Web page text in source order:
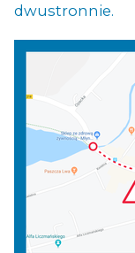
dwustronnie.